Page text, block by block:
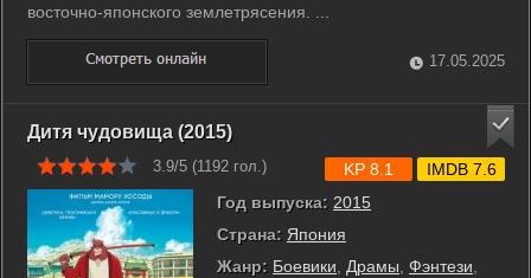
восточно-японского землетрясения. ...
17.05.2025
Дитя чудовища (2015)
3.9/5 (1192 гол.)
Год выпуска: 2015
Страна: Япония
Жанр: Боевики, Драмы, Фэнтези,
KP 8.1 IMDB 7.6